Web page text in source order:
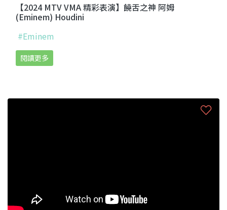
【2024 MTV VMA 精彩表演】饒舌之神 阿姆
(Eminem) Houdini
#Eminem
閱讀更多